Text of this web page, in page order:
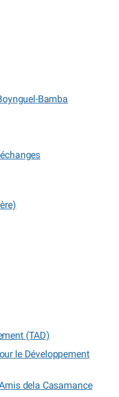
Bamba
(TAD)
le Développement
dela Casamance